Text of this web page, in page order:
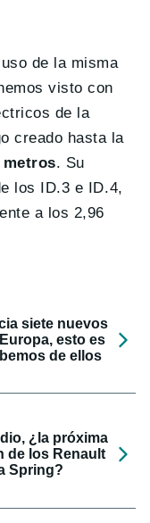
de la misma
visto con
de la
creado hasta la
metros. Su
los ID.3 e ID.4,
a los 2,96
siete nuevos
esto es
de ellos
¿la próxima
de los Renault
Spring?